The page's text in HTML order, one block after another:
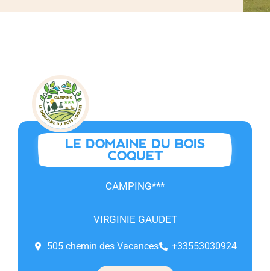
LE DOMAINE DU BOIS
COQUET
CAMPING***
VIRGINIE GAUDET
505 chemin des Vacances +33553030924